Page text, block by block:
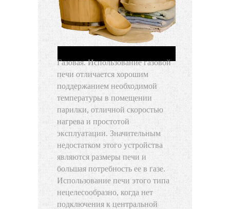
Газовая. Использование газовой
печи отличается хорошим
поддержанием необходимой
температуры в помещении
парилки, отличной скоростью
нагрева и простотой
эксплуатации. Значительным
недостатком этого устройства
являются размеры печи и
большая потребность ее в газе.
Использование печи этого типа
нецелесообразно, когда нет
подключения к центральной